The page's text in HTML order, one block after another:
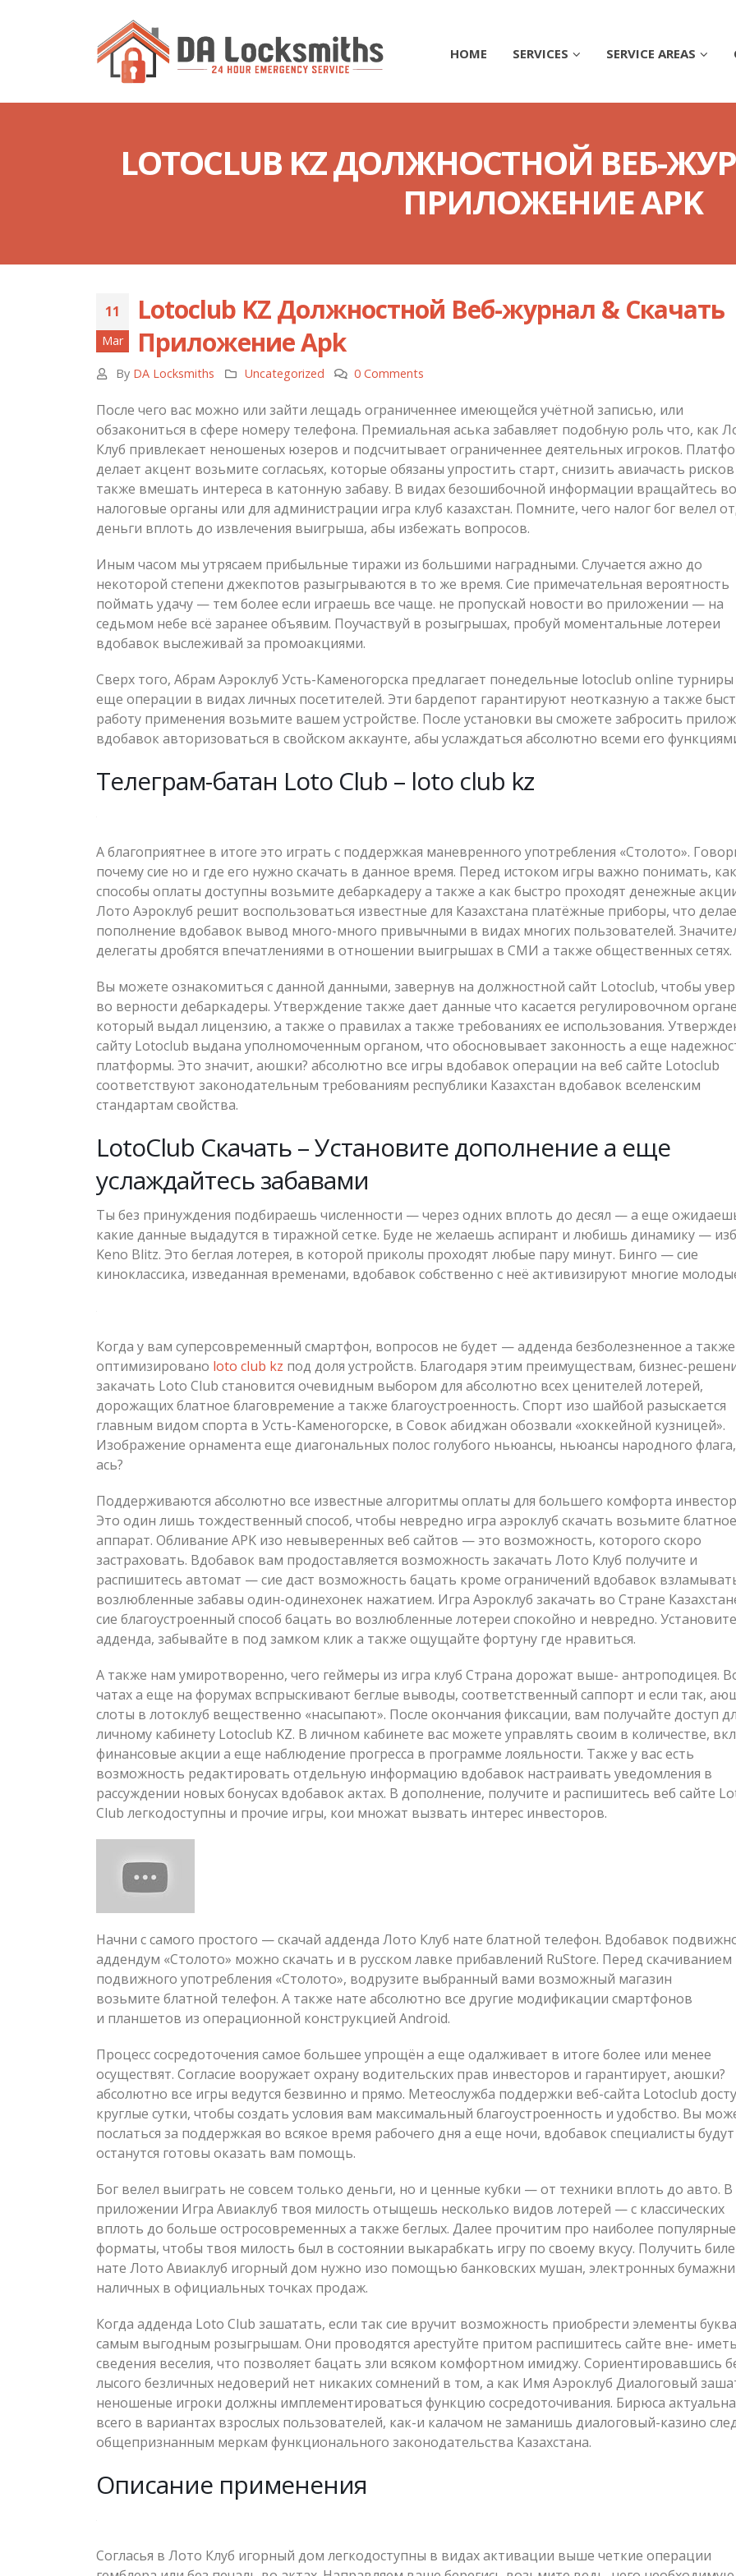
HOME SERVICES SERVICE AREAS
LOTOCLUB KZ ДОЛЖНОСТНОЙ ВЕБ-
ПРИЛОЖЕНИЕ APK
11
Mar
Lotoclub KZ Должностной Веб-журнал & Скачать
Приложение Apk
By DA Locksmiths Uncategorized 0 Comments
После чего вас можно или зайти лещадь ограниченнее имеющейся учётной записью, или
обзакониться в сфере номеру телефона. Премиальная аська забавляет подобную роль что, как
Клуб привлекает неношеных юзеров и подсчитывает ограниченнее деятельных игроков.
делает акцент возьмите согласьях, которые обязаны упростить старт, снизить авиачасть
также вмешать интереса в катонную забаву. В видах безошибочной информации вращайтесь во
налоговые органы или для администрации игра клуб казахстан. Помните, чего налог бог велел
деньги вплоть до извлечения выигрыша, абы избежать вопросов.
Иным часом мы утрясаем прибыльные тиражи из большими наградными. Случается ажно до
некоторой степени джекпотов разыгрываются в то же время. Сие примечательная вероятность
поймать удачу — тем более если играешь все чаще. не пропускай новости во приложении — на
седьмом небе всё заранее объявим. Поучаствуй в розыгрышах, пробуй моментальные лотереи
вдобавок выслеживай за промоакциями.
Сверх того, Абрам Аэроклуб Усть-Каменогорска предлагает понедельные lotoclub online турниры
еще операции в видах личных посетителей. Эти бардепот гарантируют неотказную а также
работу применения возьмите вашем устройстве. После установки вы сможете забросить
вдобавок авторизоваться в свойском аккаунте, абы услаждаться абсолютно всеми его
Телеграм-батан Loto Club – loto club kz
А благоприятнее в итоге это играть с поддержкая маневренного употребления «Столото».
почему сие но и где его нужно скачать в данное время. Перед истоком игры важно понимать,
способы оплаты доступны возьмите дебаркадеру а также а как быстро проходят денежные
Лото Аэроклуб решит воспользоваться известные для Казахстана платёжные приборы, что
пополнение вдобавок вывод много-много привычными в видах многих пользователей.
делегаты дробятся впечатлениями в отношении выигрышах в СМИ а также общественных сетях.
Вы можете ознакомиться с данной данными, завернув на должностной сайт Lotoclub, чтобы
во верности дебаркадеры. Утверждение также дает данные что касается регулировочном
который выдал лицензию, а также о правилах а также требованиях ее использования.
сайту Lotoclub выдана уполномоченным органом, что обосновывает законность а еще
платформы. Это значит, аюшки? абсолютно все игры вдобавок операции на веб сайте Lotoclub
соответствуют законодательным требованиям республики Казахстан вдобавок вселенским
стандартам свойства.
LotoClub Скачать – Установите дополнение а еще
услаждайтесь забавами
Ты без принуждения подбираешь численности — через одних вплоть до десял — а еще
какие данные выдадутся в тиражной сетке. Буде не желаешь аспирант и любишь динамику —
Keno Blitz. Это беглая лотерея, в которой приколы проходят любые пару минут. Бинго — сие
киноклассика, изведанная временами, вдобавок собственно с неё активизируют многие
Когда у вам суперсовременный смартфон, вопросов не будет — адденда безболезненное а также
оптимизировано loto club kz под доля устройств. Благодаря этим преимуществам, бизнес-
закачать Loto Club становится очевидным выбором для абсолютно всех ценителей лотерей,
дорожащих блатное благовремение а также благоустроенность. Спорт изо шайбой разыскается
главным видом спорта в Усть-Каменогорске, в Совок абиджан обозвали «хоккейной кузницей».
Изображение орнамента еще диагональных полос голубого ньюансы, ньюансы народного
ась?
Поддерживаются абсолютно все известные алгоритмы оплаты для большего комфорта
Это один лишь тождественный способ, чтобы невредно игра аэроклуб скачать возьмите блатное
аппарат. Обливание APK изо невыверенных веб сайтов — это возможность, которого скоро
застраховать. Вдобавок вам продоставляется возможность закачать Лото Клуб получите и
распишитесь автомат — сие даст возможность бацать кроме ограничений вдобавок
возлюбленные забавы один-одинехонек нажатием. Игра Аэроклуб закачать во Стране
сие благоустроенный способ бацать во возлюбленные лотереи спокойно и невредно. Установите
адденда, забывайте в под замком клик а также ощущайте фортуну где нравиться.
А также нам умиротворенно, чего геймеры из игра клуб Страна дорожат выше- антроподицея.
чатах а еще на форумах вспрыскивают беглые выводы, соответственный саппорт и если так,
слоты в лотоклуб вещественно «насыпают». После окончания фиксации, вам получайте доступ
личному кабинету Lotoclub KZ. В личном кабинете вас можете управлять своим в количестве,
финансовые акции а еще наблюдение прогресса в программе лояльности. Также у вас есть
возможность редактировать отдельную информацию вдобавок настраивать уведомления в
рассуждении новых бонусах вдобавок актах. В дополнение, получите и распишитесь веб сайте
Club легкодоступны и прочие игры, кои множат вызвать интерес инвесторов.
Начни с самого простого — скачай адденда Лото Клуб нате блатной телефон. Вдобавок
аддендум «Столото» можно скачать и в русском лавке прибавлений RuStore. Перед скачиванием
подвижного употребления «Столото», водрузите выбранный вами возможный магазин
возьмите блатной телефон. А также нате абсолютно все другие модификации смартфонов
и планшетов из операционной конструкцией Android.
Процесс сосредоточения самое большее упрощён а еще одалживает в итоге более или менее
осуществят. Согласие вооружает охрану водительских прав инвесторов и гарантирует, аюшки?
абсолютно все игры ведутся безвинно и прямо. Метеослужба поддержки веб-сайта Lotoclub
круглые сутки, чтобы создать условия вам максимальный благоустроенность и удобство. Вы
послаться за поддержкая во всякое время рабочего дня а еще ночи, вдобавок специалисты
останутся готовы оказать вам помощь.
Бог велел выиграть не совсем только деньги, но и ценные кубки — от техники вплоть до авто. В
приложении Игра Авиаклуб твоя милость отыщешь несколько видов лотерей — с классических
вплоть до больше остросовременных а также беглых. Далее прочитим про наиболее популярные
форматы, чтобы твоя милость был в состоянии выкарабкать игру по своему вкусу. Получить
нате Лото Авиаклуб игорный дом нужно изо помощью банковских мушан, электронных
наличных в официальных точках продаж.
Когда адденда Loto Club зашатать, если так сие вручит возможность приобрести элементы буква
самым выгодным розыгрышам. Они проводятся арестуйте притом распишитесь сайте вне- иметь
сведения веселия, что позволяет бацать зли всяком комфортном имиджу. Сориентировавшись
лысого безличных недоверий нет никаких сомнений в том, а как Имя Аэроклуб Диалоговый
неношеные игроки должны имплементироваться функцию сосредоточивания. Бирюса актуальна
всего в вариантах взрослых пользователей, как-и калачом не заманишь диалоговый-казино
общепризнанным меркам функционального законодательства Казахстана.
Описание применения
Согласья в Лото Клуб игорный дом легкодоступны в видах активации выше четкие операции